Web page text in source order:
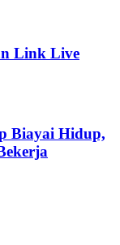
Link Live
Biayai Hidup,